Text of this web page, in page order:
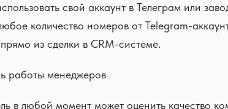
свой аккаунт в Телеграм или
количество номеров от Telegram-
из сделки в CRM-системе.
работы менеджеров
в любой момент может оценить качество